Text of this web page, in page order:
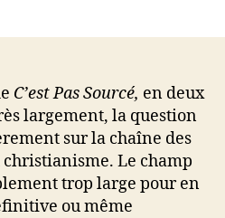
sources
des
origines
païennes
du
christianisme
C’est Pas Sourcé, en deux
largement, la question
sur la chaîne des
Le champ
trop large pour en
ou même